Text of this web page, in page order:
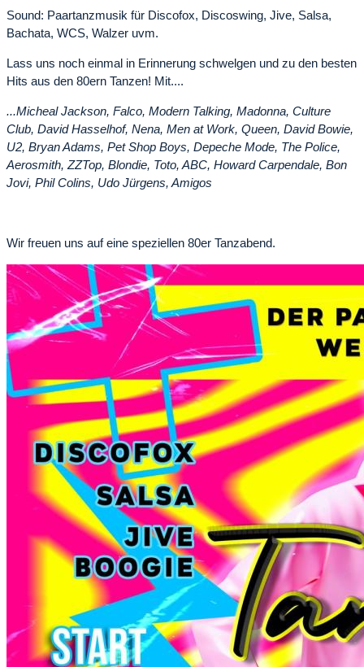
Sound: Paartanzmusik für Discofox, Discoswing, Jive, Salsa,
Bachata, WCS, Walzer uvm.
Lass uns noch einmal in Erinnerung schwelgen und zu den besten
Hits aus den 80ern Tanzen! Mit....
...Micheal Jackson, Falco, Modern Talking, Madonna, Culture
Club, David Hasselhof, Nena, Men at Work, Queen, David Bowie,
U2, Bryan Adams, Pet Shop Boys, Depeche Mode, The Police,
Aerosmith, ZZTop, Blondie, Toto, ABC, Howard Carpendale, Bon
Jovi, Phil Colins, Udo Jürgens, Amigos
Wir freuen uns auf eine speziellen 80er Tanzabend.